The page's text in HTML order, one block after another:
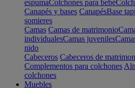
espumaColchones para bebé
Canapés y bases CanapésBase
somieres
Camas Camas de matrimonio
individualesCamas juveniles
nido
Cabeceros Cabeceros de
Complementos para colchones
colchones
Muebles